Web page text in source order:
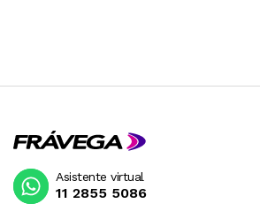
Asistente virtual
11 2855 5086